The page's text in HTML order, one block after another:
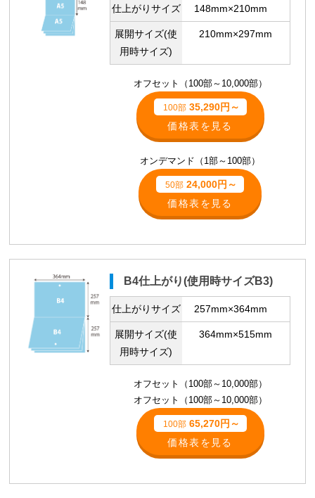
仕上がりサイズ 148mm×210mm
展開サイズ(使
用時サイズ)
210mm×297mm
オフセット（100部～10,000部）
100部35,290円～
価格表を見る
オンデマンド（1部～100部）
50部 24,000円～
価格表を見る
B4仕上がり(使用時サイズB3)
仕上がりサイズ 257mm×364mm
展開サイズ(使
用時サイズ)
364mm×515mm
オフセット（100部～10,000部）
オフセット（100部～10,000部）
100部65,270円～
価格表を見る